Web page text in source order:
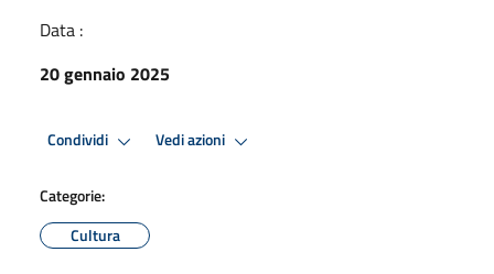
Data :
20 gennaio 2025
Condividi Premi Invio per attivare. apre menu
Vedi azioni
Categorie:
Cultura